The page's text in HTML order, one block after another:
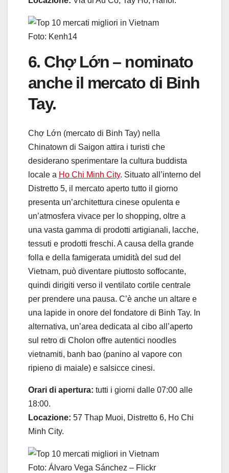
Foto: Kenh14
6. Chợ Lớn – nominato
anche il mercato di Binh
Tay.
Chợ Lớn (mercato di Binh Tay) nella
Chinatown di Saigon attira i turisti che
desiderano sperimentare la cultura buddista
locale a Ho Chi Minh City. Situato all’interno del
Distretto 5, il mercato aperto tutto il giorno
presenta un’architettura cinese opulenta e
un’atmosfera vivace per lo shopping, oltre a
una vasta gamma di prodotti artigianali, lacche,
tessuti e prodotti freschi. A causa della grande
folla e della famigerata umidità del sud del
Vietnam, può diventare piuttosto soffocante,
quindi dirigiti verso il ventilato cortile centrale
per prendere una pausa. C’è anche un altare e
una lapide in onore del fondatore di Binh Tay. In
alternativa, un’area dedicata al cibo all’aperto
sul retro di Cholon offre autentici noodles
vietnamiti, banh bao (panino al vapore con
ripieno di maiale) e salsicce cinesi.
Orari di apertura: tutti i giorni dalle 07:00 alle
18:00.
Locazione: 57 Thap Muoi, Distretto 6, Ho Chi
Minh City.
Foto: Álvaro Vega Sánchez – Flickr